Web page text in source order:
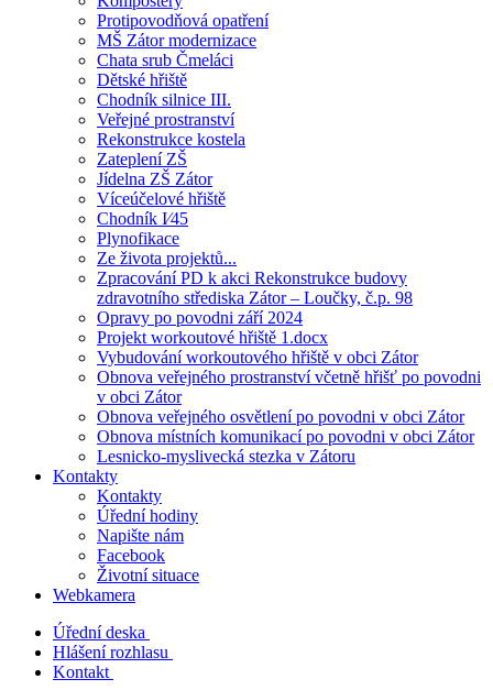
Protipovodňová opatření
MŠ Zátor modernizace
Chata srub Čmeláci
Dětské hřiště
Chodník silnice III.
Veřejné prostranství
Rekonstrukce kostela
Zateplení ZŠ
Jídelna ZŠ Zátor
Víceúčelové hřiště
Chodník I⁄45
Plynofikace
Ze života projektů...
Zpracování PD k akci Rekonstrukce budovy
zdravotního střediska Zátor – Loučky, č.p. 98
Opravy po povodni září 2024
Projekt workoutové hřiště 1.docx
Vybudování workoutového hřiště v obci Zátor
Obnova veřejného prostranství včetně hřišť po povodni
v obci Zátor
Obnova veřejného osvětlení po povodni v obci Zátor
Obnova místních komunikací po povodni v obci Zátor
Lesnicko-myslivecká stezka v Zátoru
Kontakty
Kontakty
Úřední hodiny
Napište nám
Facebook
Životní situace
Webkamera
Úřední deska
Hlášení rozhlasu
Kontakt